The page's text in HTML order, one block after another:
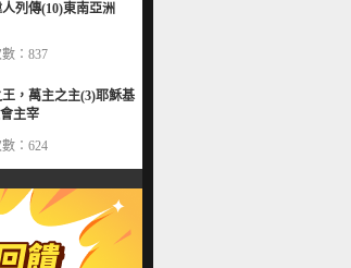
列傳(10)東南亞洲
：837
，萬主之主(3)耶穌基
主宰
：624